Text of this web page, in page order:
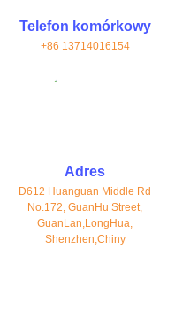
Telefon komórkowy
+86 13714016154
Adres
D612 Huanguan Middle Rd
No.172, GuanHu Street,
GuanLan,LongHua,
Shenzhen,Chiny